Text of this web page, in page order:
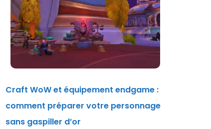
Craft WoW et équipement endgame :
comment préparer votre personnage
sans gaspiller d’or